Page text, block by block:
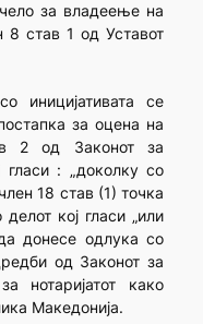
за владеење на
8 став 1 од Уставот
иницијативата се
за оцена на
2 од Законот за
гласи : „доколку со
18 став (1) точка
кој гласи „или
донесе одлука со
од Законот за
нотаријатот како
Македонија.